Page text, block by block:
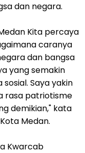
dan negara.
Kita percaya
caranya
dan bangsa
yang semakin
Saya yakin
rasa patriotisme
demikian," kata
Medan.
Kwarcab